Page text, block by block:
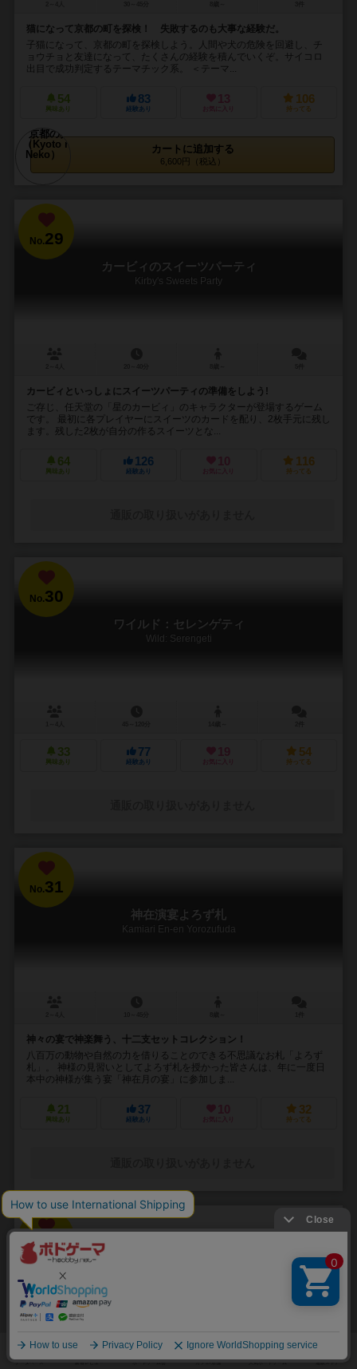
猫になって京都の町を探検！ 失敗するのも大事な経験だ。
子猫になって、京都の町を探検しよう。人間や犬の危険を回避し、チ
ョウチョと友達になって、たくさんの経験を積んでいくぞ。サイコロ
出目で成功判定するテーマチック系。 ＜テーマ...
54
興味あり
83
経験あり
13
お気に入り
106
持ってる
カートに追加する
6,600円（税込）
No.29
カービィのスイーツパーティ
Kirby's Sweets Party
カービィといっしょにスイーツパーティの準備をしよう!
ご存じ、任天堂の「星のカービィ」のキャラクターが登場するゲーム
です。 最初に各プレイヤーにスイーツのカードを配り、2枚手元に残し
ます。残した2枚が自分の作るスイーツとな...
64
興味あり
126
経験あり
10
お気に入り
116
持ってる
No.30
ワイルド：セレンゲティ
Wild: Serengeti
33
興味あり
77
経験あり
19
お気に入り
54
持ってる
No.31
神在演宴よろず札
Kamiari En-en Yorozufuda
神々の宴で神楽舞う、十二支セットコレクション！
八百万の動物や自然の力を借りることのできる不思議なお札「よろず
札」。 神様の見習いとしてよろず札を授かった皆さんは、年に一度日
本中の神様が集う宴「神在月の宴」に参加しま...
21
興味あり
37
経験あり
10
お気に入り
32
持ってる
No.32